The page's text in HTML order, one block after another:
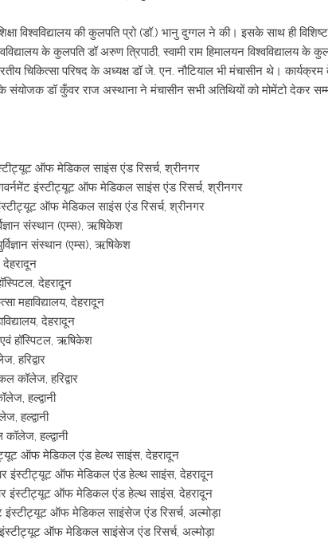
विश्वविद्यालय की कुलपति प्रो (डॉ.) भानु दुग्गल ने की। इसके साथ ही
के कुलपति डॉ अरुण त्रिपाठी, स्वामी राम हिमालयन विश्वविद्यालय के
चिकित्सा परिषद के अध्यक्ष डॉ जे. एन. नौटियाल भी मंचासीन थे।
संयोजक डॉ कुँवर राज अस्थाना ने मंचासीन सभी अतिथियों को मोमेंटो देकर
ऑफ मेडिकल साइंस एंड रिसर्च, श्रीनगर
इंस्टीट्यूट ऑफ मेडिकल साइंस एंड रिसर्च, श्रीनगर
इंस्टीट्यूट ऑफ मेडिकल साइंस एंड रिसर्च, श्रीनगर
संस्थान (एम्स), ऋषिकेश
संस्थान (एम्स), ऋषिकेश
देहरादून
देहरादून
महाविद्यालय, देहरादून
देहरादून
हॉस्पिटल, ऋषिकेश
हरिद्वार
कॉलेज, हरिद्वार
हल्द्वानी
हल्द्वानी
हल्द्वानी
ऑफ मेडिकल एंड हेल्थ साइंस, देहरादून
इंस्टीट्यूट ऑफ मेडिकल एंड हेल्थ साइंस, देहरादून
इंस्टीट्यूट ऑफ मेडिकल एंड हेल्थ साइंस, देहरादून
इंस्टीट्यूट ऑफ मेडिकल साइंसेज एंड रिसर्च, अल्मोड़ा
ऑफ मेडिकल साइंसेज एंड रिसर्च, अल्मोड़ा